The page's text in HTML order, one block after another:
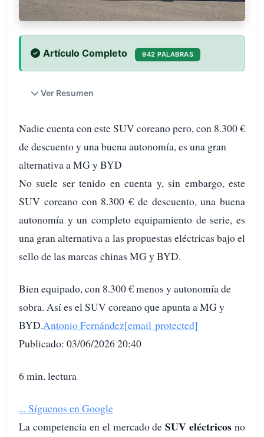
Artículo Completo 942 PALABRAS
Ver Resumen
Nadie cuenta con este SUV coreano pero, con 8.300 €
de descuento y una buena autonomía, es una gran
alternativa a MG y BYD
No suele ser tenido en cuenta y, sin embargo, este
SUV coreano con 8.300 € de descuento, una buena
autonomía y un completo equipamiento de serie, es
una gran alternativa a las propuestas eléctricas bajo el
sello de las marcas chinas MG y BYD.
Bien equipado, con 8.300 € menos y autonomía de
sobra. Así es el SUV coreano que apunta a MG y
BYD.Antonio Fernández[email protected]
Publicado: 03/06/2026 20:40
6 min. lectura
... Síguenos en Google
La competencia en el mercado deSUV eléctricos no